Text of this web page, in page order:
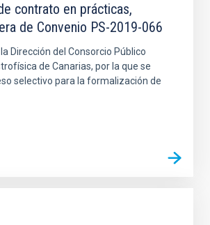
contrato en prácticas,
de Convenio PS-2019-066
Dirección del Consorcio Público
de Canarias, por la que se
selectivo para la formalización de